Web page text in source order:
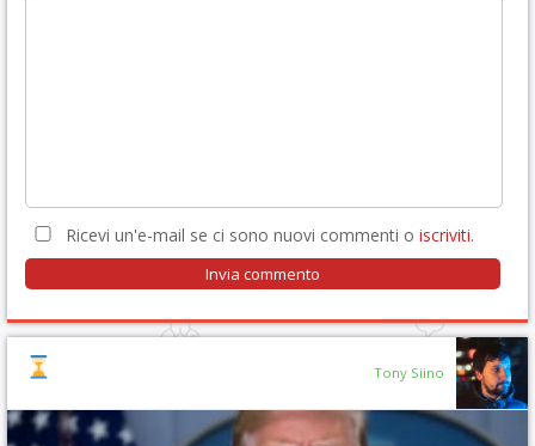
Ricevi un'e-mail se ci sono nuovi commenti o iscriviti.
Tony Siino